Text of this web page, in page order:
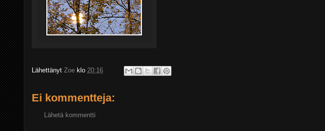
Lähettänyt Zoe klo 20:16
Ei kommentteja:
Lähetä kommentti